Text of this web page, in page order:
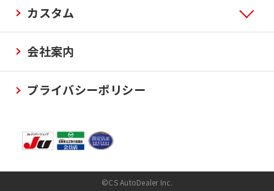
カスタム
会社案内
プライバシーポリシー
©CS AutoDealer Inc.